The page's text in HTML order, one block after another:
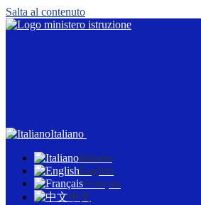
Salta al contenuto
Italiano
Italiano
English
Français
中文